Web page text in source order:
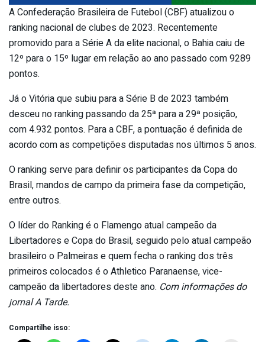
A Confederação Brasileira de Futebol (CBF) atualizou o
ranking nacional de clubes de 2023. Recentemente
promovido para a Série A da elite nacional, o Bahia caiu de
12º para o 15º lugar em relação ao ano passado com 9289
pontos.
Já o Vitória que subiu para a Série B de 2023 também
desceu no ranking passando da 25ª para a 29ª posição,
com 4.932 pontos. Para a CBF, a pontuação é definida de
acordo com as competições disputadas nos últimos 5 anos.
O ranking serve para definir os participantes da Copa do
Brasil, mandos de campo da primeira fase da competição,
entre outros.
O líder do Ranking é o Flamengo atual campeão da
Libertadores e Copa do Brasil, seguido pelo atual campeão
brasileiro o Palmeiras e quem fecha o ranking dos três
primeiros colocados é o Athletico Paranaense, vice-
campeão da libertadores deste ano. Com informações do
jornal A Tarde.
Compartilhe isso: